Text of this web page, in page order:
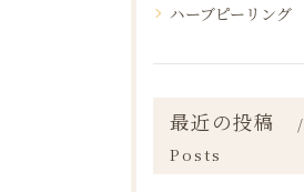
ハーブピーリング
最近の投稿
Posts